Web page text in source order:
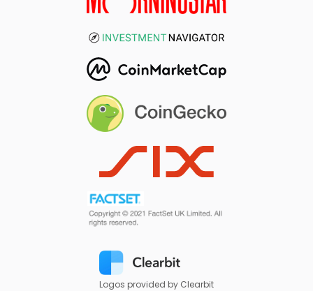
Logos provided by Clearbit